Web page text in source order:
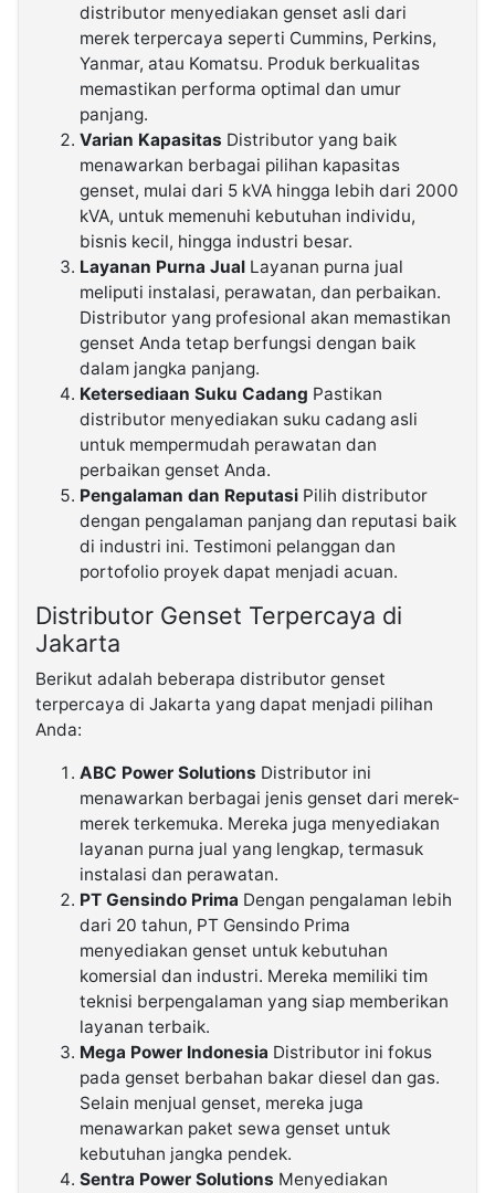
distributor menyediakan genset asli dari
merek terpercaya seperti Cummins, Perkins,
Yanmar, atau Komatsu. Produk berkualitas
memastikan performa optimal dan umur
panjang.
Varian Kapasitas Distributor yang baik
menawarkan berbagai pilihan kapasitas
genset, mulai dari 5 kVA hingga lebih dari 2000
kVA, untuk memenuhi kebutuhan individu,
bisnis kecil, hingga industri besar.
Layanan Purna Jual Layanan purna jual
meliputi instalasi, perawatan, dan perbaikan.
Distributor yang profesional akan memastikan
genset Anda tetap berfungsi dengan baik
dalam jangka panjang.
Ketersediaan Suku Cadang Pastikan
distributor menyediakan suku cadang asli
untuk mempermudah perawatan dan
perbaikan genset Anda.
Pengalaman dan Reputasi Pilih distributor
dengan pengalaman panjang dan reputasi baik
di industri ini. Testimoni pelanggan dan
portofolio proyek dapat menjadi acuan.
Distributor Genset Terpercaya di
Jakarta
Berikut adalah beberapa distributor genset
terpercaya di Jakarta yang dapat menjadi pilihan
Anda:
ABC Power Solutions Distributor ini
menawarkan berbagai jenis genset dari merek-
merek terkemuka. Mereka juga menyediakan
layanan purna jual yang lengkap, termasuk
instalasi dan perawatan.
PT Gensindo Prima Dengan pengalaman lebih
dari 20 tahun, PT Gensindo Prima
menyediakan genset untuk kebutuhan
komersial dan industri. Mereka memiliki tim
teknisi berpengalaman yang siap memberikan
layanan terbaik.
Mega Power Indonesia Distributor ini fokus
pada genset berbahan bakar diesel dan gas.
Selain menjual genset, mereka juga
menawarkan paket sewa genset untuk
kebutuhan jangka pendek.
Sentra Power Solutions Menyediakan